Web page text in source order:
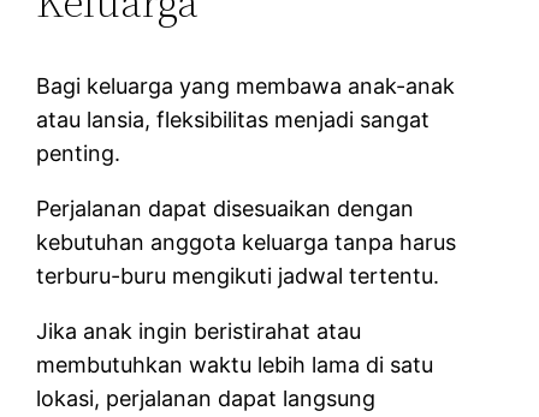
Bagi keluarga yang membawa anak-anak
atau lansia, fleksibilitas menjadi sangat
penting.
Perjalanan dapat disesuaikan dengan
kebutuhan anggota keluarga tanpa harus
terburu-buru mengikuti jadwal tertentu.
Jika anak ingin beristirahat atau
membutuhkan waktu lebih lama di satu
lokasi, perjalanan dapat langsung